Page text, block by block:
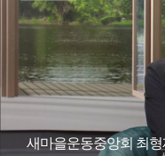
새마을운동중앙회 최